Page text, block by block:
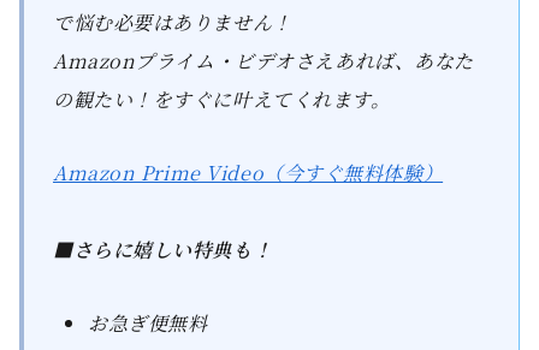
で悩む必要はありません！
Amazonプライム・ビデオさえあれば、あなた
の観たい！をすぐに叶えてくれます。
Amazon Prime Video（今すぐ無料体験）
■さらに嬉しい特典も！
お急ぎ便無料